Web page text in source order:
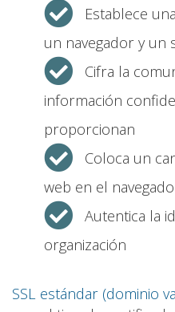
Establece
un navegador y un
Cifra la
información
proporcionan
Coloca un
web en el
Autentica la
organización
SSL estándar (dominio